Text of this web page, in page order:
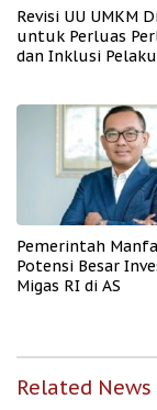
Revisi UU UMKM
untuk Perluas
dan Inklusi
Pemerintah
Potensi Besar
Migas RI di AS
Related News